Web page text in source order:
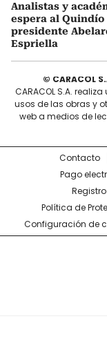
Analistas y
espera al Quindío
presidente
Espriella
© CARACOL
CARACOL S.A.
usos de las obras y
web a medios de
Contacto
Pago
Política de
Configuración de